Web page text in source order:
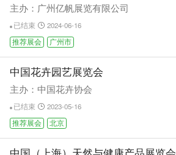
主办：广州亿帆展览有限公司
已结束
2024-06-16
推荐展会
广州市
中国花卉园艺展览会
主办：中国花卉协会
已结束
2023-05-16
推荐展会
北京